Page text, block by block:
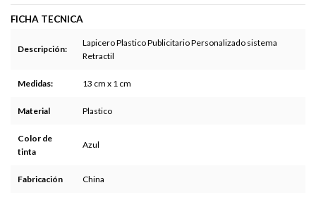
FICHA TECNICA
Descripción:
Lapicero Plastico Publicitario Personalizado sistema
Retractil
Medidas: 13 cm x 1 cm
Material Plastico
Color de
tinta
Azul
Fabricación China